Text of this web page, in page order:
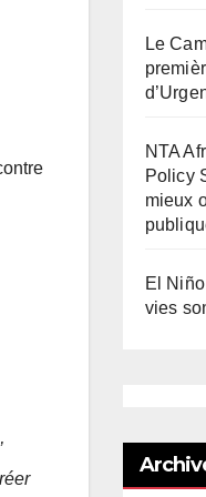
Le
NTA
Policy
mieux
El
vies